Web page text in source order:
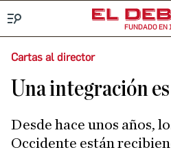
FUNDADO EN
Cartas al director
Una integración
Desde hace unos años, los países de
Occidente están